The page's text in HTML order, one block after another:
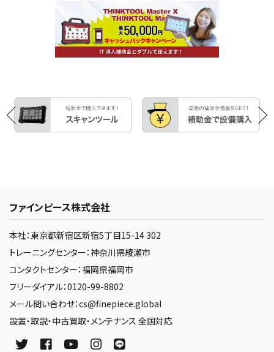
ファインピース株式会社
本社：東京都新宿区新宿5丁目15-14 302
トレーニングセンター：神奈川県綾瀬市
コンタクトセンター：福岡県福岡市
フリーダイアル：0120-99-8802
メール問い合わせ：cs@finepiece.global
設置・取説・中古買取・メンテナンス 全国対応